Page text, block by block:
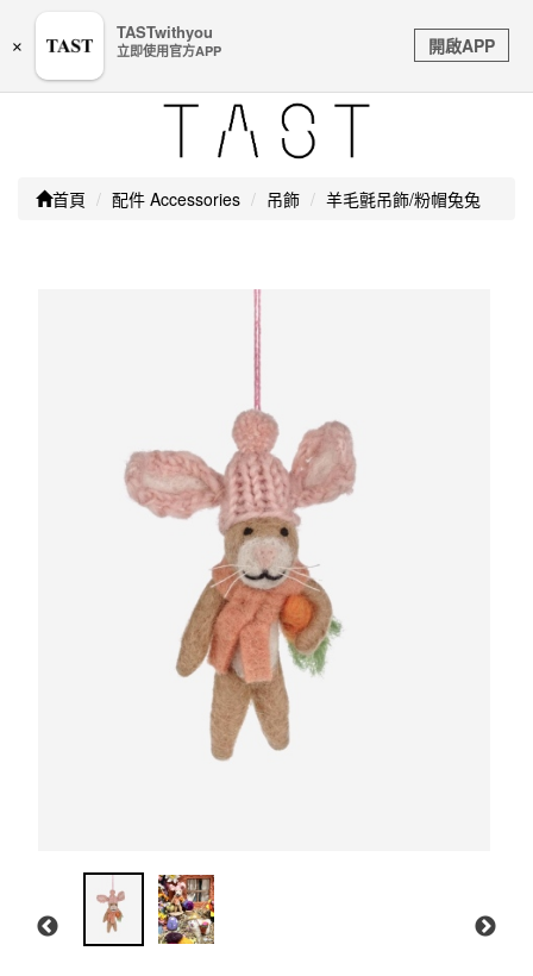
銀行帳戶或信用卡等個人資訊，如接到請立即掛斷或撥打
Toggle
navigation
首頁 配件 Accessories 吊飾 羊毛氈吊飾/粉帽兔兔
×
TASTwithyou
立即使用官方APP 開啟APP